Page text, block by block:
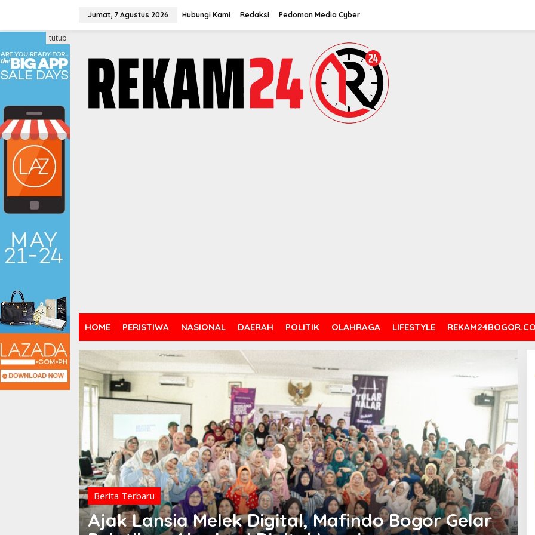
konten
Jumat, 7 Agustus 2026 Hubungi Kami Redaksi Pedoman Media Cyber
HOME PERISTIWA NASIONAL DAERAH POLITIK OLAHRAGA LIFESTYLE
tutup
Berita Terbaru
Ajak Lansia Melek Digital, Mafindo Bogor Gelar